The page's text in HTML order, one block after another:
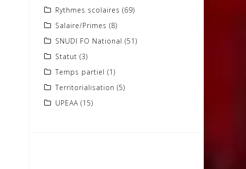
Rythmes scolaires (69)
Salaire/Primes (8)
SNUDI FO National (51)
Statut (3)
Temps partiel (1)
Territorialisation (5)
UPEAA (15)